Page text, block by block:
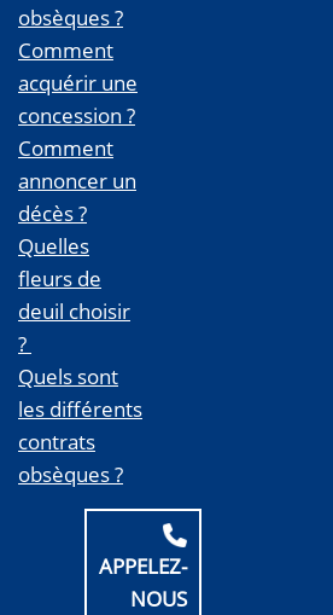
obsèques ?
Comment
acquérir une
concession ?
Comment
annoncer un
décès ?
Quelles
fleurs de
deuil choisir
?
Quels sont
les différents
contrats
obsèques ?
APPELEZ-
NOUS